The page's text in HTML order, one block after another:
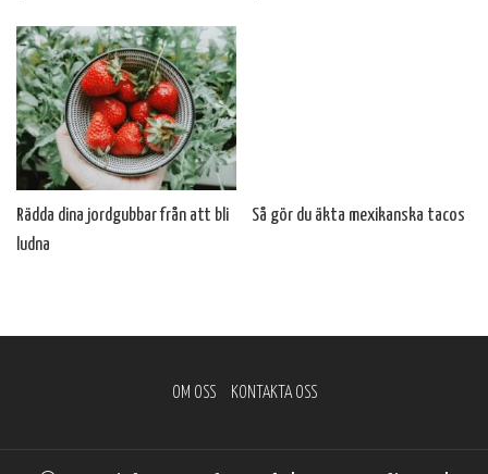
Rädda dina jordgubbar från att bli
ludna
Så gör du äkta mexikanska tacos
OM OSS KONTAKTA OSS